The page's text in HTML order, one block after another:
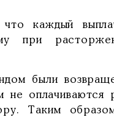
каждый
при
были
оплачиваются
Таким